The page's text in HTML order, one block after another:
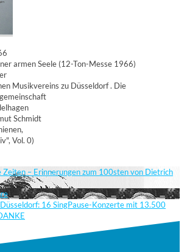
armen Seele (12-Ton-Messe 1966)
Musikvereins zu Düsseldorf . Die
Schmidt
Vol. 0)
Zeiten – Erinnerungen zum 100sten von Dietrich
16 SingPause-Konzerte mit 13.500